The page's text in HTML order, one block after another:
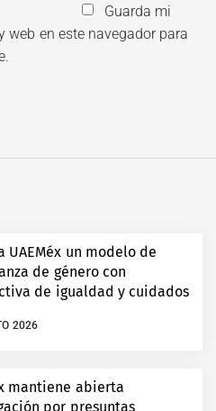
Guarda mi
web en este navegador para
UAEMéx un modelo de
de género con
de igualdad y cuidados
2026
mantiene abierta
por presuntas